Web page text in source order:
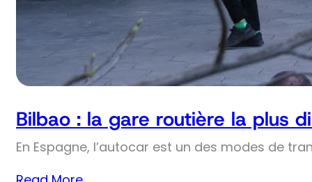
Bilbao : la gare routière la plus
En Espagne, l’autocar est un des modes de